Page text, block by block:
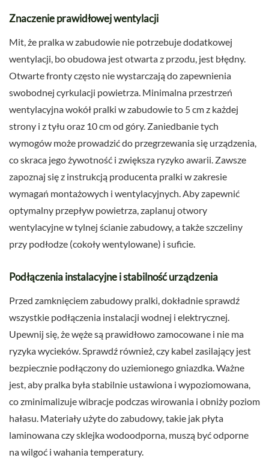
Znaczenie prawidłowej wentylacji
Mit, że pralka w zabudowie nie potrzebuje dodatkowej
wentylacji, bo obudowa jest otwarta z przodu, jest błędny.
Otwarte fronty często nie wystarczają do zapewnienia
swobodnej cyrkulacji powietrza. Minimalna przestrzeń
wentylacyjna wokół pralki w zabudowie to 5 cm z każdej
strony i z tyłu oraz 10 cm od góry. Zaniedbanie tych
wymogów może prowadzić do przegrzewania się urządzenia,
co skraca jego żywotność i zwiększa ryzyko awarii. Zawsze
zapoznaj się z instrukcją producenta pralki w zakresie
wymagań montażowych i wentylacyjnych. Aby zapewnić
optymalny przepływ powietrza, zaplanuj otwory
wentylacyjne w tylnej ścianie zabudowy, a także szczeliny
przy podłodze (cokoły wentylowane) i suficie.
Podłączenia instalacyjne i stabilność urządzenia
Przed zamknięciem zabudowy pralki, dokładnie sprawdź
wszystkie podłączenia instalacji wodnej i elektrycznej.
Upewnij się, że węże są prawidłowo zamocowane i nie ma
ryzyka wycieków. Sprawdź również, czy kabel zasilający jest
bezpiecznie podłączony do uziemionego gniazdka. Ważne
jest, aby pralka była stabilnie ustawiona i wypoziomowana,
co zminimalizuje wibracje podczas wirowania i obniży poziom
hałasu. Materiały użyte do zabudowy, takie jak płyta
laminowana czy sklejka wodoodporna, muszą być odporne
na wilgoć i wahania temperatury.